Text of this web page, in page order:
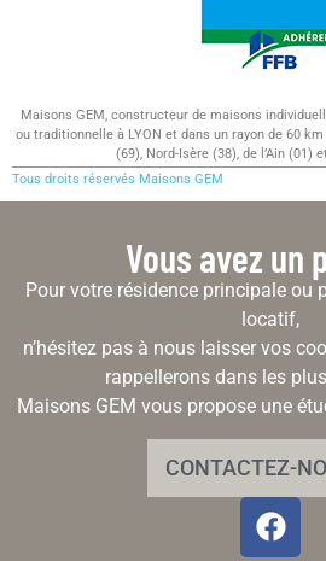
Maisons GEM, constructeur de maisons
ou traditionnelle à LYON et dans un rayon de 60
(69), Nord-Isère (38), de l’Ain (01)
Tous droits réservés Maisons GEM
Vous avez un
Pour votre résidence principale ou
locatif,
n’hésitez pas à nous laisser vos
rappellerons dans les
Maisons GEM vous propose une
CONTACTEZ-